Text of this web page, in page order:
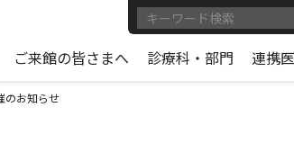
ご来館の皆さまへ 診療科・部門 連携
お知らせ